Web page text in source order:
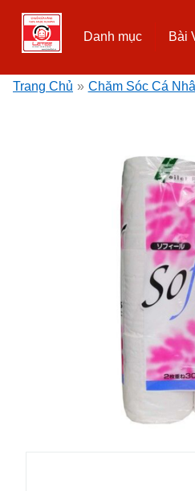
Danh mục Bài
Trang Chủ » Chăm Sóc Cá